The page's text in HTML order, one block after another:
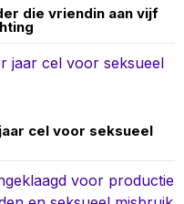
die vriendin aan vijf
cel voor seksueel